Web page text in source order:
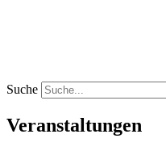
Suche
Veranstaltungen